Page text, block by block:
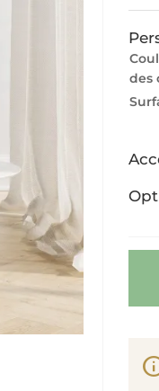
des